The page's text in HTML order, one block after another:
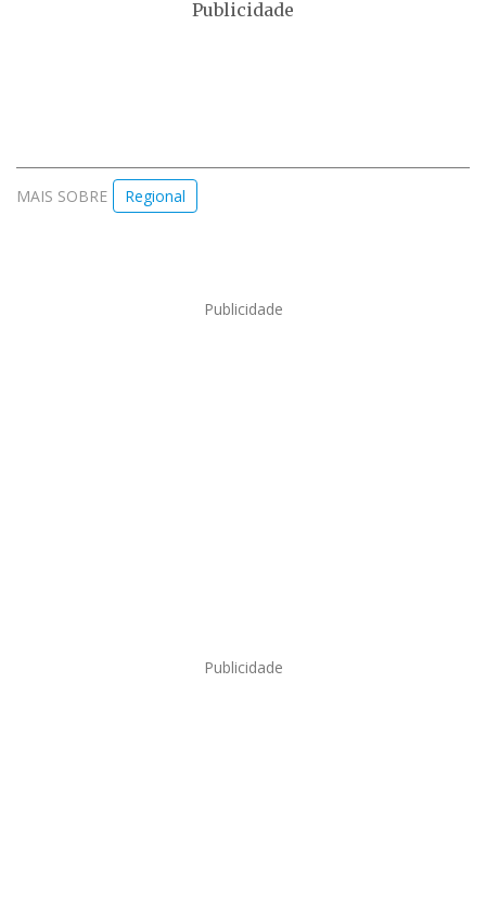
Publicidade
MAIS SOBRE Regional
Publicidade
Publicidade